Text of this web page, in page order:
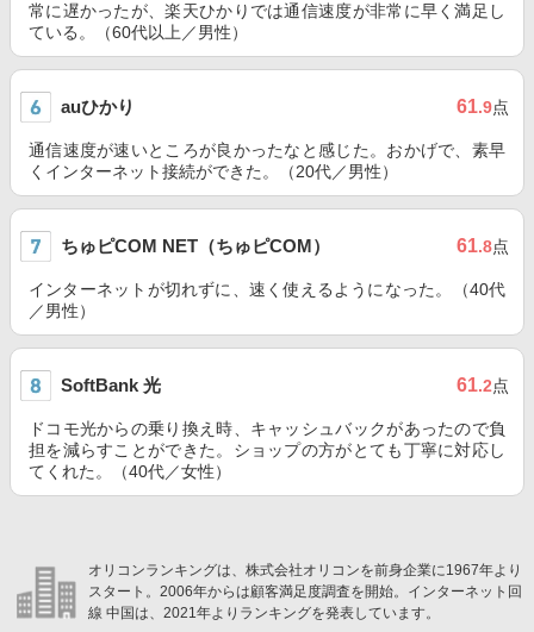
常に遅かったが、楽天ひかりでは通信速度が非常に早く満足し
ている。（60代以上／男性）
auひかり 61.9点
通信速度が速いところが良かったなと感じた。おかげで、素早
くインターネット接続ができた。（20代／男性）
ちゅピCOM NET（ちゅピCOM） 61.8点
インターネットが切れずに、速く使えるようになった。（40代
／男性）
SoftBank 光 61.2点
ドコモ光からの乗り換え時、キャッシュバックがあったので負
担を減らすことができた。ショップの方がとても丁寧に対応し
てくれた。（40代／女性）
オリコンランキングは、株式会社オリコンを前身企業に1967年より
スタート。2006年からは顧客満足度調査を開始。インターネット回
線 中国は、2021年よりランキングを発表しています。